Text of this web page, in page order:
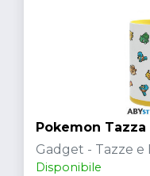
Pokemon
Gadget - Tazze e
Disponibile